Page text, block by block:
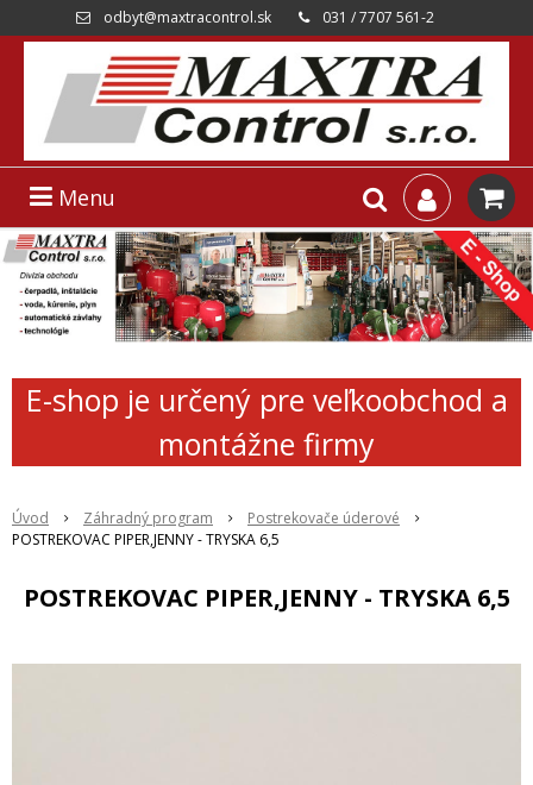
odbyt@maxtracontrol.sk 031 / 7707 561-2
Menu
E-shop je určený pre veľkoobchod a
montážne firmy
Úvod Záhradný program
Postrekovače úderové
POSTREKOVAC PIPER,JENNY - TRYSKA 6,5
POSTREKOVAC PIPER,JENNY - TRYSKA 6,5